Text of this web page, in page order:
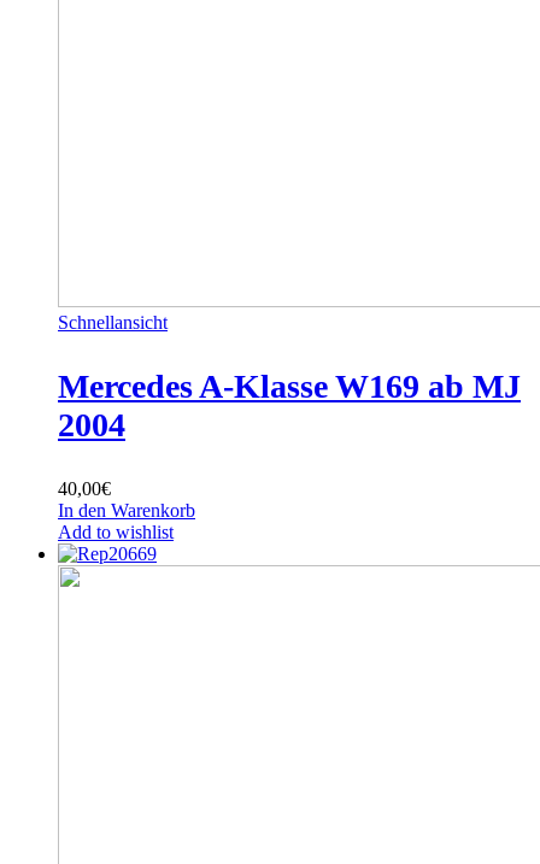
Schnellansicht
Mercedes A-Klasse W169 ab MJ
2004
40,00€
In den Warenkorb
Add to wishlist